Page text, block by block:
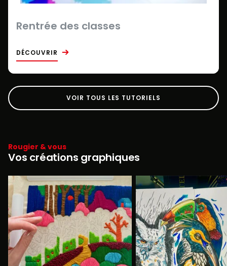
Rentrée des classes
DÉCOUVRIR
VOIR TOUS LES TUTORIELS
Rougier & vous
Vos créations graphiques